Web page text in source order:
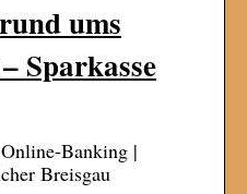
ums
Sparkasse
Banking |
Breisgau